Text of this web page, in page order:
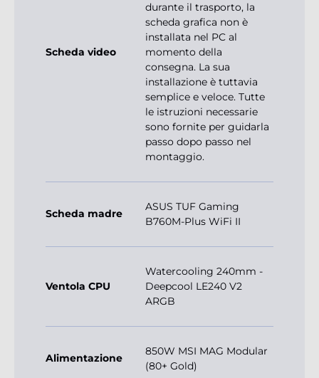
Scheda video
durante il trasporto, la
scheda grafica non è
installata nel PC al
momento della
consegna. La sua
installazione è tuttavia
semplice e veloce. Tutte
le istruzioni necessarie
sono fornite per guidarla
passo dopo passo nel
montaggio.
Scheda madre
ASUS TUF Gaming
B760M-Plus WiFi II
Ventola CPU
Watercooling 240mm -
Deepcool LE240 V2
ARGB
Alimentazione
850W MSI MAG Modular
(80+ Gold)